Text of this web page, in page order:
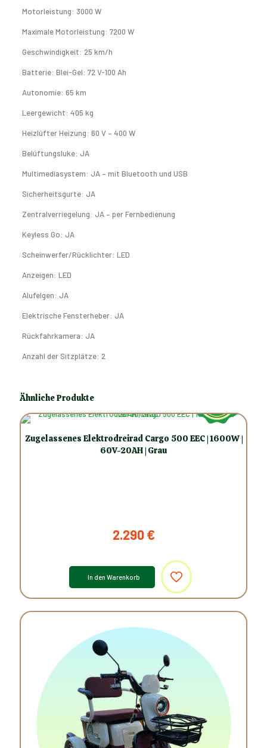
Motorleistung: 3000 W
Maximale Motorleistung: 7200 W
Geschwindigkeit: 25 km/h
Batterie: Blei-Gel: 72 V-100 Ah
Autonomie: 65 km
Leergewicht: 405 kg
Heizlüfter Heizung: 60 V – 400 W
Belüftungsluke: JA
Multimediasystem: JA – mit Bluetooth und USB
Sicherheitsgurte: JA
Zentralverriegelung: JA – per Fernbedienung
Keyless Go: JA
Scheinwerfer/Rücklichter: LED
Anzeigen: LED
Alufelgen: JA
Elektrische Fensterheber: JA
Rückfahrkamera: JA
Anzahl der Sitzplätze: 2
Ähnliche Produkte
Zugelassenes Elektrodreirad Cargo 500 EEC | 1600W |
60V-20AH | Grau
2.290€
In den Warenkorb